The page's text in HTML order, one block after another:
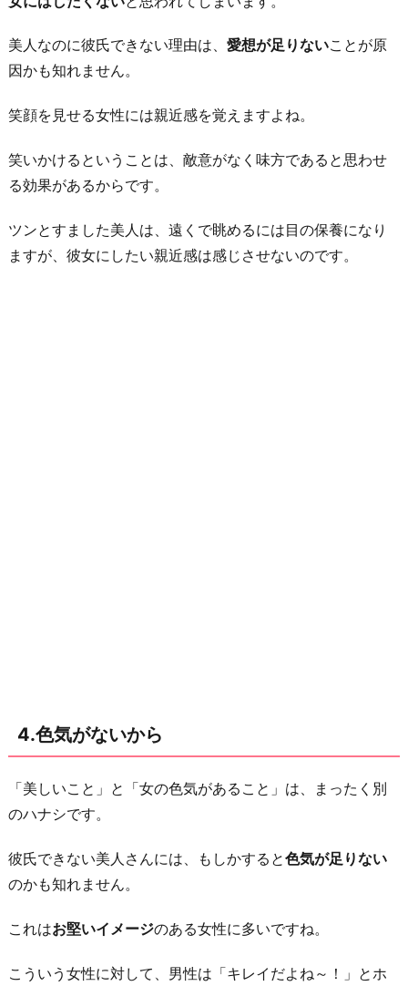
て
い
か
お
り
に
美人なのに彼氏できない理由は、 愛想が足りないことが原
因かも知れません。
笑顔を見せる女性には親近感を覚えますよね。
笑いかけるということは、敵意がなく味方であると思わせ
る効果があるからです。
ツンとすました美人は、遠くで眺めるには目の保養になり
ますが、彼女にしたい親近感は感じさせないのです。
4.色気がないから
「美しいこと」と「女の色気があること」は、まったく別
のハナシです。
彼氏できない美人さんには、もしかすると色気が足りない
のかも知れません。
これはお堅いイメージのある女性に多いですね。
こういう女性に対して、男性は「キレイだよね～！」とホ